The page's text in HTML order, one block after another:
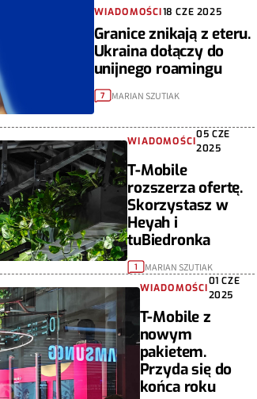
WIADOMOŚCI18 CZE 2025
Granice znikają z eteru.
Ukraina dołączy do
unijnego roamingu
7 MARIAN SZUTIAK
WIADOMOŚCI
05 CZE
2025
T-Mobile
rozszerza ofertę.
Skorzystasz w
Heyah i
tuBiedronka
1 MARIAN SZUTIAK
WIADOMOŚCI
01 CZE
2025
T-Mobile z
nowym
pakietem.
Przyda się do
końca roku